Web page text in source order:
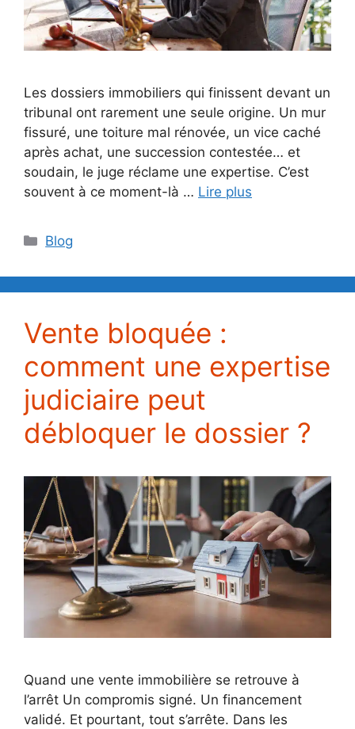
Les dossiers immobiliers qui finissent devant un
tribunal ont rarement une seule origine. Un mur
fissuré, une toiture mal rénovée, un vice caché
après achat, une succession contestée… et
soudain, le juge réclame une expertise. C’est
souvent à ce moment-là … Lire plus
Catégories
Blog
Vente bloquée :
comment une expertise
judiciaire peut
débloquer le dossier ?
Quand une vente immobilière se retrouve à
l’arrêt Un compromis signé. Un financement
validé. Et pourtant, tout s’arrête. Dans les